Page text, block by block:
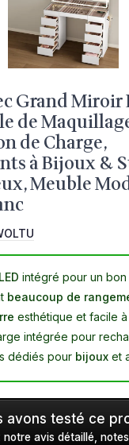
Grand Miroir
de
de Charge,
à Bijoux &
Meuble
intégré pour un
beaucoup de
esthétique et facile
intégrée pour
dédiés pour bijoux et
avons testé ce
notre avis détaillé,